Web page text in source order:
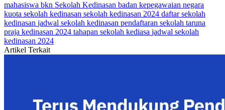
mahasiswa bkn Sekolah Kedinasan badan kepegawaian negara
kuota sekolah kedinasan sekolah kedinasan 2024 daftar sekolah
kedinasan jadwal sekolah kedinasan pendaftaran sekolah taruna
praja kedinasan 2024 tahapan sekolah kediasa jadwal sekolah
kedinasan 2024
Artikel Terkait